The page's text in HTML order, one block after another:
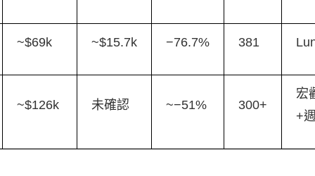
~$69k ~$15.7k −76.7% 381
~$126k 未確認 ~−51% 300+
宏
+